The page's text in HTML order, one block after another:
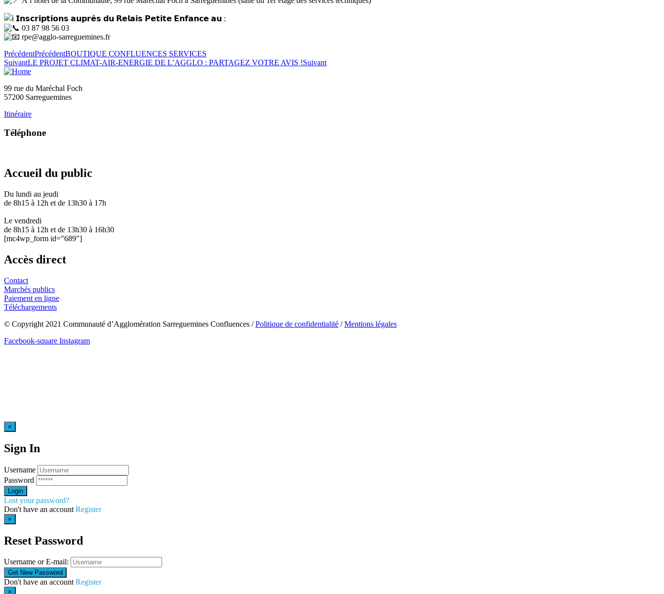
𝗜𝗻𝘀𝗰𝗿𝗶𝗽𝘁𝗶𝗼𝗻𝘀 𝗮𝘂𝗽𝗿𝗲̀𝘀 𝗱𝘂 𝗥𝗲𝗹𝗮𝗶𝘀 𝗣𝗲𝘁𝗶𝘁𝗲 𝗘𝗻𝗳𝗮𝗻𝗰𝗲 𝗮𝘂 :
03 87 98 56 03
rpe@agglo-sarreguemines.fr
PrécédentPrécédentBOUTIQUE CONFLUENCES SERVICES
SuivantLE PROJET CLIMAT-AIR-ENERGIE DE L’AGGLO : PARTAGEZ VOTRE AVIS !Suivant
99 rue du Maréchal Foch
57200 Sarreguemines
Itinéraire
Téléphone
Accueil du public
Du lundi au jeudi
de 8h15 à 12h et de 13h30 à 17h
Le vendredi
de 8h15 à 12h et de 13h30 à 16h30
[mc4wp_form id="689"]
Accès direct
Contact
Marchés publics
Paiement en ligne
Téléchargements
© Copyright 2021 Communauté d’Agglomération Sarreguemines Confluences /Politique de confidentialité /Mentions légales
Facebook-square Instagram
×
Sign In
Username
Password
Lost your password?
Don't have an account Register
×
Reset Password
Username or E-mail:
Don't have an accountRegister
×